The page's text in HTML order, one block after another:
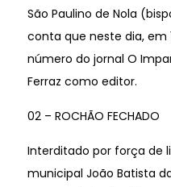
São Paulino de Nola
conta que neste dia, em
número do jornal O
Ferraz como editor.
02 – ROCHÃO FECHADO
Interditado por força de
municipal João Batista